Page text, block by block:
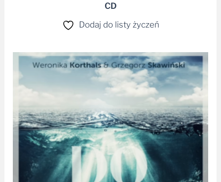
CD
Dodaj do listy życzeń